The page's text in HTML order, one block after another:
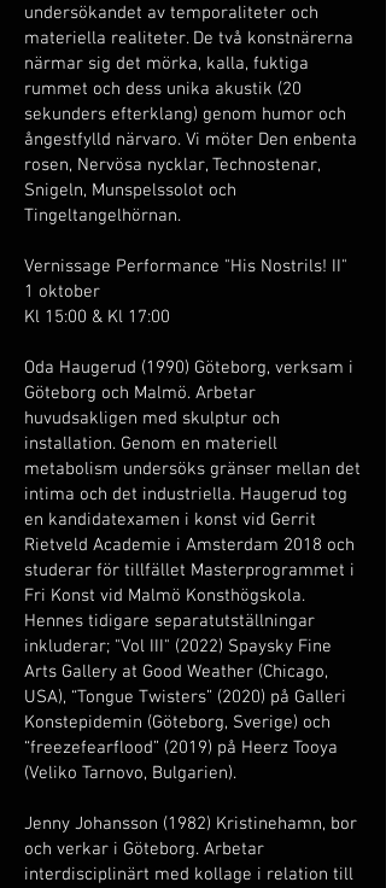
undersökandet av temporaliteter och
materiella realiteter. De två konstnärerna
närmar sig det mörka, kalla, fuktiga
rummet och dess unika akustik (20
sekunders efterklang) genom humor och
ångestfylld närvaro. Vi möter Den enbenta
rosen, Nervösa nycklar, Technostenar,
Snigeln, Munspelssolot och
Tingeltangelhörnan.
Vernissage Performance "His Nostrils! II"
1 oktober
Kl 15:00 & Kl 17:00
Oda Haugerud (1990) Göteborg, verksam i
Göteborg och Malmö. Arbetar
huvudsakligen med skulptur och
installation. Genom en materiell
metabolism undersöks gränser mellan det
intima och det industriella. Haugerud tog
en kandidatexamen i konst vid Gerrit
Rietveld Academie i Amsterdam 2018 och
studerar för tillfället Masterprogrammet i
Fri Konst vid Malmö Konsthögskola.
Hennes tidigare separatutställningar
inkluderar; "Vol III" (2022) Spaysky Fine
Arts Gallery at Good Weather (Chicago,
USA), “Tongue Twisters” (2020) på Galleri
Konstepidemin (Göteborg, Sverige) och
“freezefearflood” (2019) på Heerz Tooya
(Veliko Tarnovo, Bulgarien).
Jenny Johansson (1982) Kristinehamn, bor
och verkar i Göteborg. Arbetar
interdisciplinärt med kollage i relation till